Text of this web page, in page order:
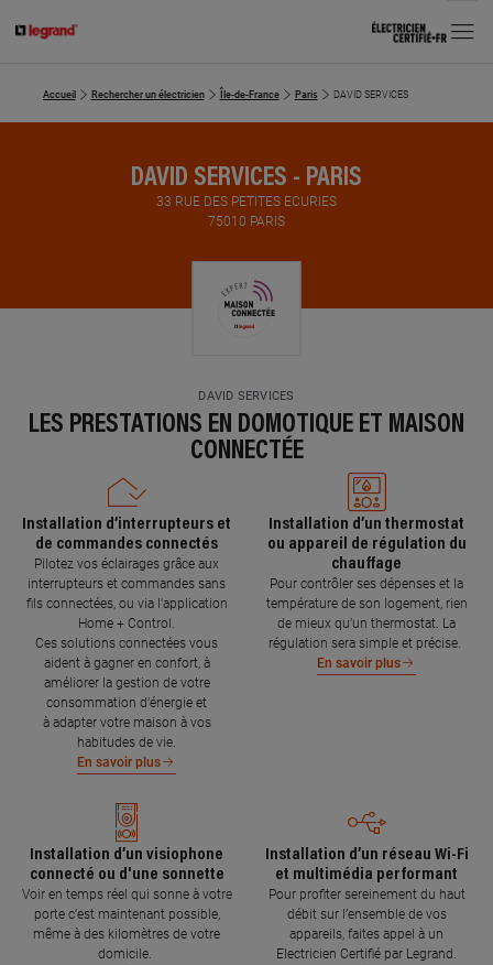
MENU
Accueil Rechercher un électricien Île-de-France Paris DAVID SERVICES
DAVID SERVICES - PARIS
33 RUE DES PETITES ECURIES
75010 PARIS
DAVID SERVICES
LES PRESTATIONS EN DOMOTIQUE ET MAISON
CONNECTÉE
Installation d’interrupteurs et
de commandes connectés
Pilotez vos éclairages grâce aux
interrupteurs et commandes sans
fils connectées, ou via l'application
Home + Control.
Ces solutions connectées vous
aident à gagner en confort, à
améliorer la gestion de votre
consommation d’énergie et
à adapter votre maison à vos
habitudes de vie.
En savoir plus
Installation d’un thermostat
ou appareil de régulation du
chauffage
Pour contrôler ses dépenses et la
température de son logement, rien
de mieux qu’un thermostat. La
régulation sera simple et précise.
En savoir plus
Installation d’un visiophone
connecté ou d'une sonnette
Voir en temps réel qui sonne à votre
porte c’est maintenant possible,
même à des kilomètres de votre
domicile.
Installation d’un réseau Wi-Fi
et multimédia performant
Pour profiter sereinement du haut
débit sur l’ensemble de vos
appareils, faites appel à un
Electricien Certifié par Legrand.